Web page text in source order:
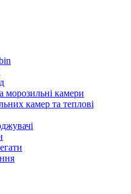
морозильні камери
камер та теплові